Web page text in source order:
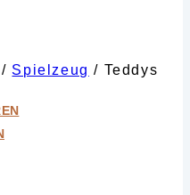
/ Spielzeug / Teddys